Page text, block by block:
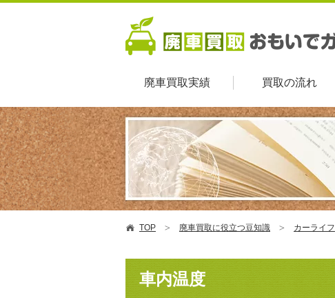
廃車買取実績 買取の流れ
TOP 廃車買取に役立つ豆知識 カーライフ
車内温度